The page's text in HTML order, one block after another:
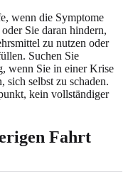
wenn die Symptome
Sie daran hindern,
zu nutzen oder
Suchen Sie
wenn Sie in einer Krise
sich selbst zu schaden.
kein vollständiger
Fahrt